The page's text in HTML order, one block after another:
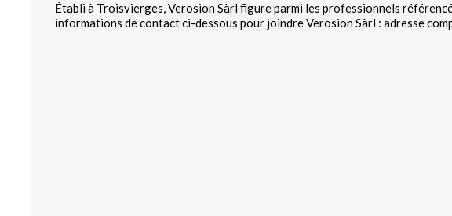
Établi à Troisvierges, Verosion Sàrl figure parmi les professionnels
informations de contact ci-dessous pour joindre Verosion Sàrl : adresse